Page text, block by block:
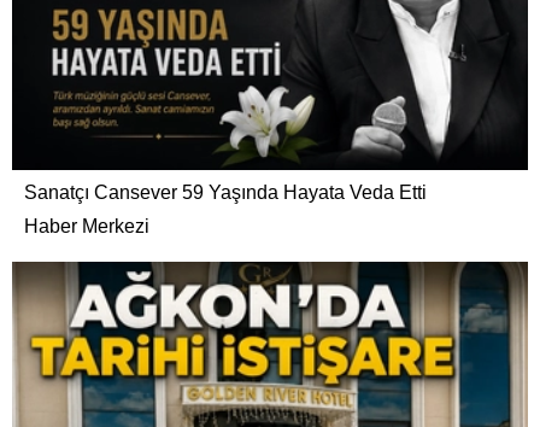
Sanatçı Cansever 59 Yaşında Hayata Veda Etti
Haber Merkezi